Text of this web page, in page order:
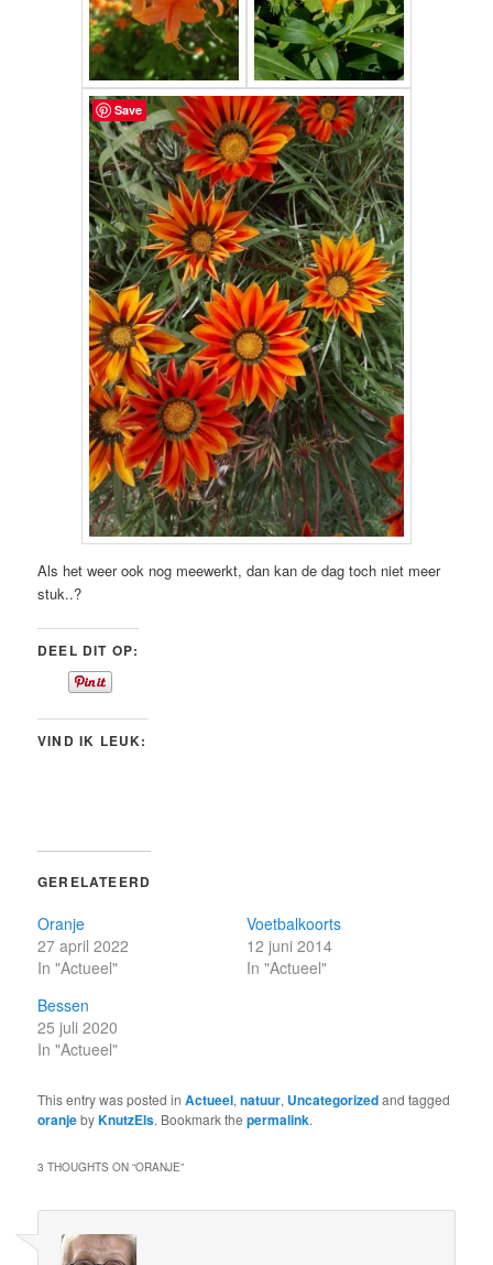
Als het weer ook nog meewerkt, dan kan de dag toch niet meer
stuk..?
DEEL DIT OP:
VIND IK LEUK:
GERELATEERD
Oranje
27 april 2022
In "Actueel"
Voetbalkoorts
12 juni 2014
In "Actueel"
Bessen
25 juli 2020
In "Actueel"
This entry was posted inActueel,natuur, Uncategorizedand tagged
oranjebyKnutzEls. Bookmark thepermalink.
3 THOUGHTS ON “ORANJE”
Save